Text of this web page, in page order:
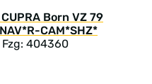
Fzg: 404360